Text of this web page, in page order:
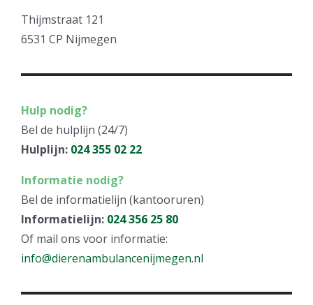
Thijmstraat 121
6531 CP Nijmegen
Hulp nodig?
Bel de hulplijn (24/7)
Hulplijn: 024 355 02 22
Informatie nodig?
Bel de informatielijn (kantooruren)
Informatielijn: 024 356 25 80
Of mail ons voor informatie:
info@dierenambulancenijmegen.nl